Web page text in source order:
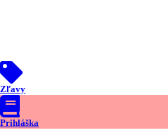
Zľavy
Prihláška